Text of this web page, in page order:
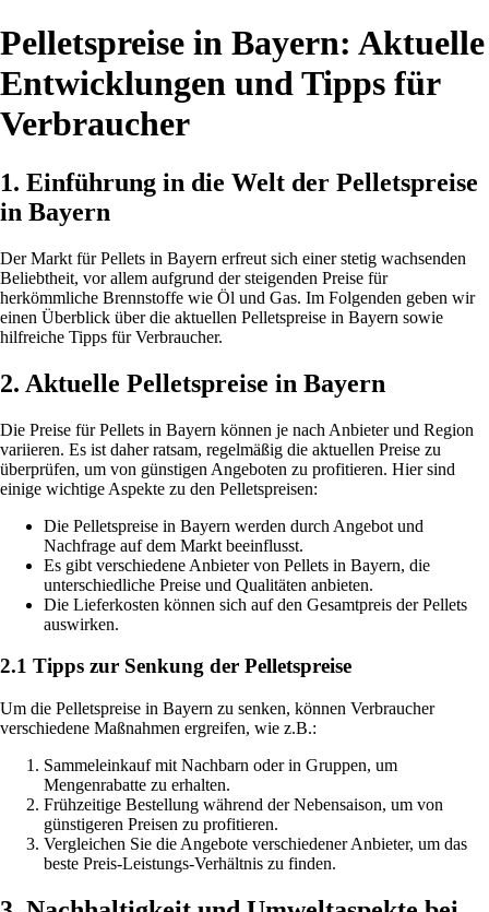
Pelletspreise in Bayern: Aktuelle
Entwicklungen und Tipps für
Verbraucher
1. Einführung in die Welt der Pelletspreise
in Bayern
Der Markt für Pellets in Bayern erfreut sich einer stetig wachsenden
Beliebtheit, vor allem aufgrund der steigenden Preise für
herkömmliche Brennstoffe wie Öl und Gas. Im Folgenden geben wir
einen Überblick über die aktuellen Pelletspreise in Bayern sowie
hilfreiche Tipps für Verbraucher.
2. Aktuelle Pelletspreise in Bayern
Die Preise für Pellets in Bayern können je nach Anbieter und Region
variieren. Es ist daher ratsam, regelmäßig die aktuellen Preise zu
überprüfen, um von günstigen Angeboten zu profitieren. Hier sind
einige wichtige Aspekte zu den Pelletspreisen:
Die Pelletspreise in Bayern werden durch Angebot und
Nachfrage auf dem Markt beeinflusst.
Es gibt verschiedene Anbieter von Pellets in Bayern, die
unterschiedliche Preise und Qualitäten anbieten.
Die Lieferkosten können sich auf den Gesamtpreis der Pellets
auswirken.
2.1 Tipps zur Senkung der Pelletspreise
Um die Pelletspreise in Bayern zu senken, können Verbraucher
verschiedene Maßnahmen ergreifen, wie z.B.:
Sammeleinkauf mit Nachbarn oder in Gruppen, um
Mengenrabatte zu erhalten.
Frühzeitige Bestellung während der Nebensaison, um von
günstigeren Preisen zu profitieren.
Vergleichen Sie die Angebote verschiedener Anbieter, um das
beste Preis-Leistungs-Verhältnis zu finden.